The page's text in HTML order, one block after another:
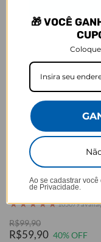
LEVE 2, PAGUE 1
Safari Glam
★★★★★105079
R$99,90
R$59,90 40% OFF
🎁 VOCÊ
Ao se cadastrar
de Privacidade.